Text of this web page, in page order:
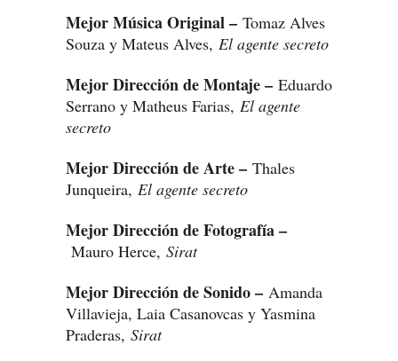
Mejor Música Original – Tomaz Alves
Souza y Mateus Alves, El agente secreto
Mejor Dirección de Montaje – Eduardo
Serrano y Matheus Farias, El agente
secreto
Mejor Dirección de Arte – Thales
Junqueira, El agente secreto
Mejor Dirección de Fotografía –
Mauro Herce, Sirat
Mejor Dirección de Sonido – Amanda
Villavieja, Laia Casanovcas y Yasmina
Praderas, Sirat